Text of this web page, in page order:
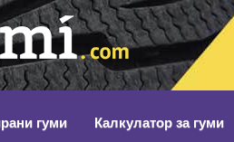
гуми Калкулатор за гуми